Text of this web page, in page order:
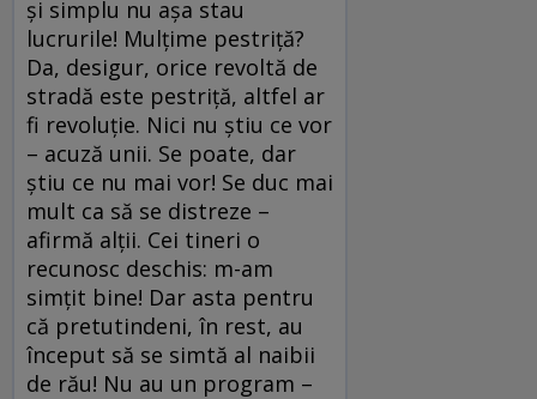
şi simplu nu aşa stau
lucrurile! Mulţime pestriţă?
Da, desigur, orice revoltă de
stradă este pestriţă, altfel ar
fi revoluţie. Nici nu ştiu ce vor
– acuză unii. Se poate, dar
ştiu ce nu mai vor! Se duc mai
mult ca să se distreze –
afirmă alţii. Cei tineri o
recunosc deschis: m-am
simţit bine! Dar asta pentru
că pretutindeni, în rest, au
început să se simtă al naibii
de rău! Nu au un program –